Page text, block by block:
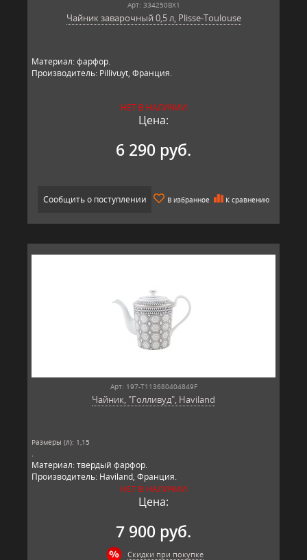
Арт: 334250BX1
Чайник заварочный 0,5 л, Plisse-Toulouse
Материал: фарфор.
Производитель: Pillivuyt, Франция.
НЕТ В НАЛИЧИИ
Цена:
6 290 руб.
Сообщить о поступлении В избранное К сравнению
Арт: 197-T113680404849F
Чайник, "Голливуд", Haviland
Размеры (л): 1,15
.
Материал: твердый фарфор.
Производитель: Haviland, Франция.
НЕТ В НАЛИЧИИ
Цена:
7 900 руб.
Скидки при покупке